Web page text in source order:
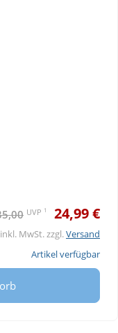
UVP 1 24,99 €
MwSt. zzgl.Versand
Artikel verfügbar